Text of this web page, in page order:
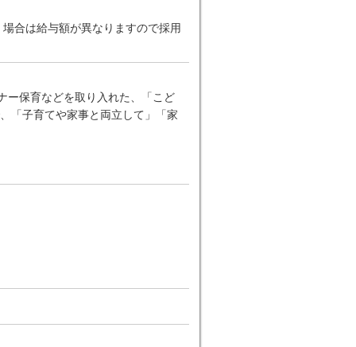
合は給与額が異なりますので採用
ー保育などを取り入れた、「こど
「子育てや家事と両立して」「家